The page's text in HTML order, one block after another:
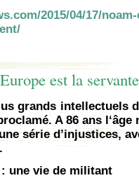
2015/04/17/
est la servante
grands intellectuels
A 86 ans
série d’injustices,
une vie de militant